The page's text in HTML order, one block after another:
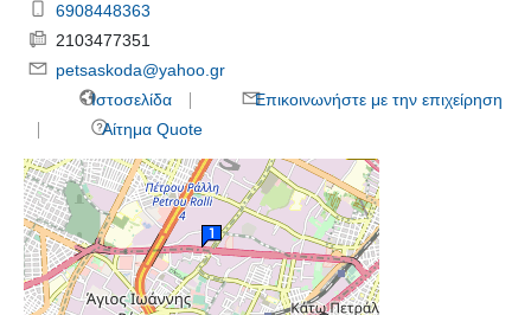
6908448363
2103477351
petsaskoda@yahoo.gr
Ιστοσελίδα
Επικοινωνήστε με την επιχείρηση
Αίτημα Quote